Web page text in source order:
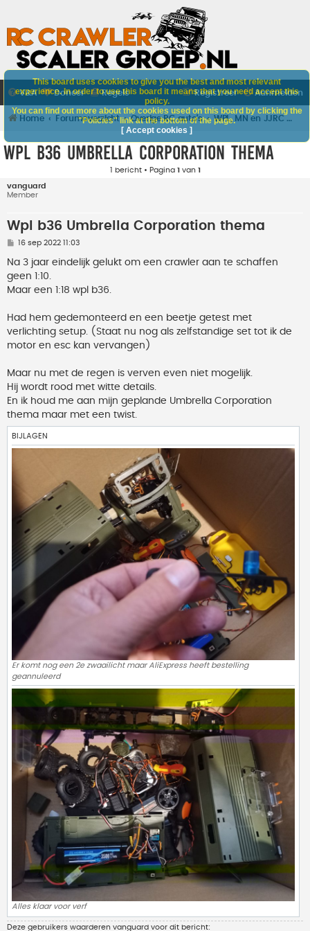
V&A Doneer Regels Aanmelden
Registreer
Home Forumoverzicht Overige RC auto's WPL, MN en JJRC autos
Wpl b36 Umbrella Corporation thema
1 bericht • Pagina 1 van 1
vanguard
Member
Wpl b36 Umbrella Corporation thema
B
r
c
h
16 sep 2022 11:03
Na 3 jaar eindelijk gelukt om een crawler aan te schaffen
geen 1:10.
Maar een 1:18 wpl b36.
Had hem gedemonteerd en een beetje getest met
verlichting setup. (Staat nu nog als zelfstandige set tot ik de
motor en esc kan vervangen)
Maar nu met de regen is verven even niet mogelijk.
Hij wordt rood met witte details.
En ik houd me aan mijn geplande Umbrella Corporation
thema maar met een twist.
BIJLAGEN
Er komt nog een 2e zwaailicht maar AliExpress heeft bestelling
geannuleerd
Alles klaar voor verf
Deze gebruikers waarderen vanguard voor dit bericht:
This board uses cookies to give you the best and most relevant
experience. In order to use this board it means that you need accept this
policy.
You can find out more about the cookies used on this board by clicking the
"Policies" link at the bottom of the page.
[ Accept cookies ]